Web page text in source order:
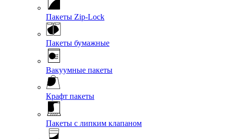
Пакеты Zip-Lock
Пакеты бумажные
Вакуумные пакеты
Крафт пакеты
Пакеты с липким клапаном